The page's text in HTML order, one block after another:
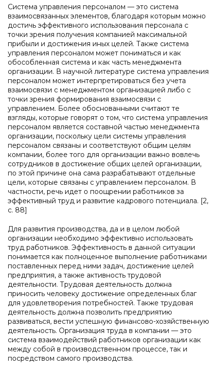
Система управления персоналом — это система
взаимосвязанных элементов, благодаря которым можно
достичь эффективного использования персонала с
точки зрения получения компанией максимальной
прибыли и достижения иных целей. Также система
управления персоналом может пониматься и как
обособленная система и как часть менеджмента
организации. В научной литературе система управления
персоналом может интерпретироваться без учета
взаимосвязи с менеджментом организацией либо с
точки зрения формирования взаимосвязи с
управлением. Более обоснованными считают те
взгляды, которые говорят о том, что система управления
персоналом является составной частью менеджмента
организации, поскольку цели системы управления
персоналом связаны и соответствуют общим целям
компании, более того для организации важно вовлечь
сотрудников в достижение общих целей организации,
по этой причине она сама разрабатывают отдельные
цели, которые связаны с управлением персоналом. В
частности, речь идет о поощрении работников за
эффективный труд и развитие кадрового потенциала. [2,
c. 88]
Для развития производства, да и в целом любой
организации необходимо эффективно использовать
труд работников. Эффективность в данной ситуации
понимается как полноценное выполнение работниками
поставленных перед ними задач, достижение целей
предприятия, а также активность трудовой
деятельности. Трудовая деятельность должна
приносить человеку достижение определенных благ
для удовлетворения потребностей. Также трудовая
деятельность должна позволить предприятию
развиваться, вести успешную финансово-хозяйственную
деятельность. Организация труда в компании — это
система взаимодействий работников организации как
между собой в производственном процессе, так и
посредством самого производства.